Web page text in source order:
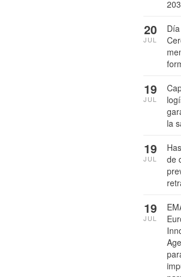
20
JUL
la
19
JUL
de
19
JUL
19
JUL